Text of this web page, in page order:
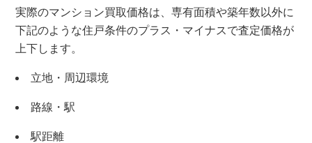
実際のマンション買取価格は、専有面積や築年数以外に
下記のような住戸条件のプラス・マイナスで査定価格が
上下します。
立地・周辺環境
路線・駅
駅距離